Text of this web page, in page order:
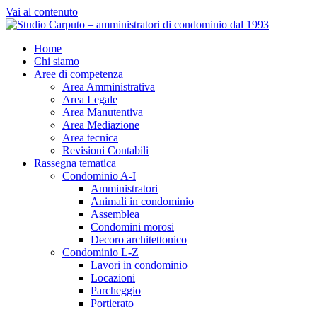
Vai al contenuto
Home
Chi siamo
Aree di competenza
Area Amministrativa
Area Legale
Area Manutentiva
Area Mediazione
Area tecnica
Revisioni Contabili
Rassegna tematica
Condominio A-I
Amministratori
Animali in condominio
Assemblea
Condomini morosi
Decoro architettonico
Condominio L-Z
Lavori in condominio
Locazioni
Parcheggio
Portierato